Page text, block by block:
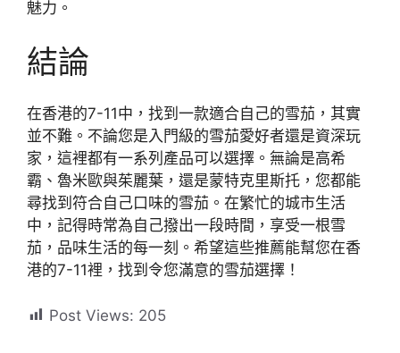
魅力。
結論
在香港的7-11中，找到一款適合自己的雪茄，其實
並不難。不論您是入門級的雪茄愛好者還是資深玩
家，這裡都有一系列產品可以選擇。無論是高希
霸、魯米歐與茱麗葉，還是蒙特克里斯托，您都能
尋找到符合自己口味的雪茄。在繁忙的城市生活
中，記得時常為自己撥出一段時間，享受一根雪
茄，品味生活的每一刻。希望這些推薦能幫您在香
港的7-11裡，找到令您滿意的雪茄選擇！
Post Views: 205